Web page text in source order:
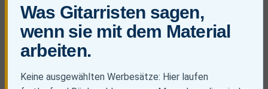
Was Gitarristen sagen,
wenn sie mit dem Material
arbeiten.
Keine ausgewählten Werbesätze: Hier laufen